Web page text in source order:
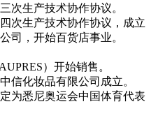
生产技术协作协议。
生产技术协作协议，成立
司，开始百货店事业。
）开始销售。
化妆品有限公司成立。
悉尼奥运会中国体育代表